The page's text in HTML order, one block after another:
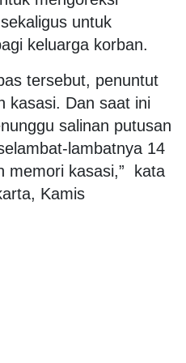
untuk
keluarga korban.
tersebut, penuntut
kasasi. Dan saat ini
salinan putusan
lambatnya 14
memori kasasi,” kata
Kamis